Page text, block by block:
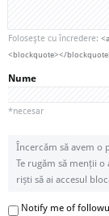
Foloseşte cu încredere:
<blockquote></
Nume
*necesar
Încercăm să avem o
Te rugăm să menții
riști să ai accesul
Notify me of